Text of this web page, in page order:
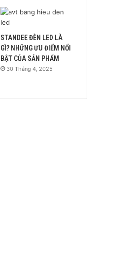
STANDEE ĐÈN LED LÀ
GÌ? NHỮNG ƯU ĐIỂM NỔI
BẬT CỦA SẢN PHẨM
30 Tháng 4, 2025